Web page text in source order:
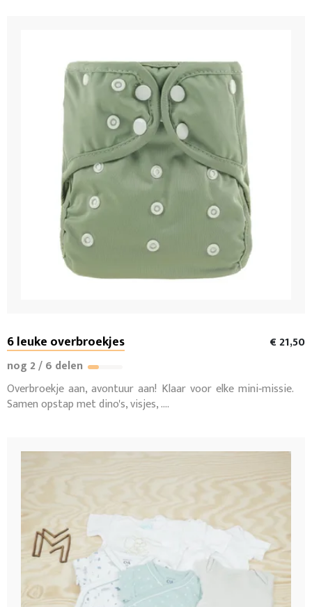
6 leuke overbroekjes
€ 21,50
nog 2 / 6 delen
Overbroekje aan, avontuur aan! Klaar voor elke mini‑missie.
Samen opstap met dino's, visjes, ....